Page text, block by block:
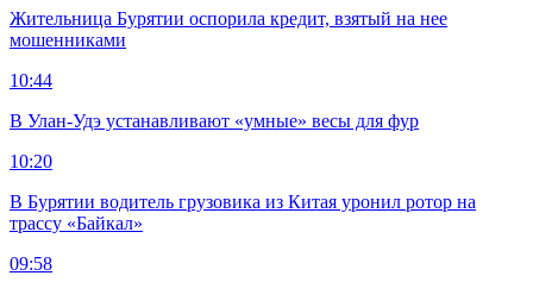
Жительница Бурятии оспорила кредит, взятый на нее
мошенниками
10:44
В Улан-Удэ устанавливают «умные» весы для фур
10:20
В Бурятии водитель грузовика из Китая уронил ротор на
трассу «Байкал»
09:58